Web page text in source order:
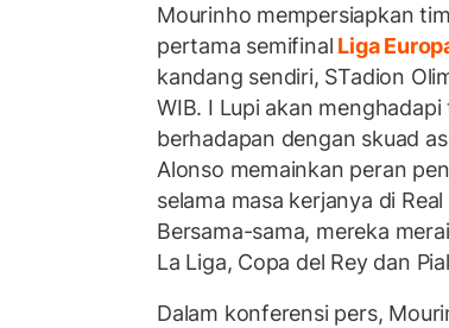
Mourinho mempersiapkan
pertama semifinal Liga
kandang sendiri, STadion
WIB. I Lupi akan
berhadapan dengan skuad
Alonso memainkan peran
selama masa kerjanya di
Bersama-sama, mereka
La Liga, Copa del Rey dan
Dalam konferensi pers,